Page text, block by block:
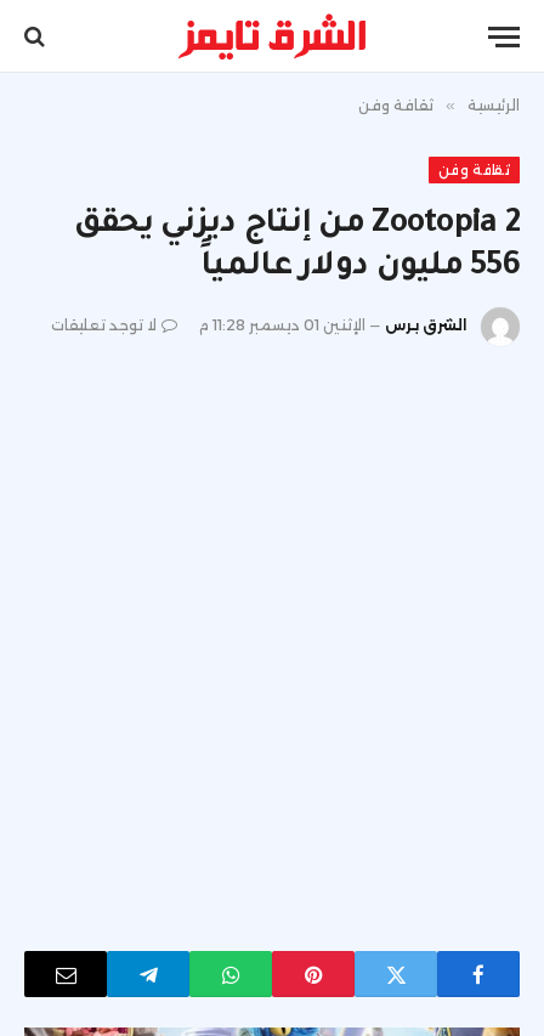
الرئيسية » ثقافة وفن
ثقافة وفن
Zootopia 2 من إنتاج ديزني يحقق
556 مليون دولار عالمياً
الشرق برس الإثنين 01 ديسمبر 11:28 م لا توجد تعليقات